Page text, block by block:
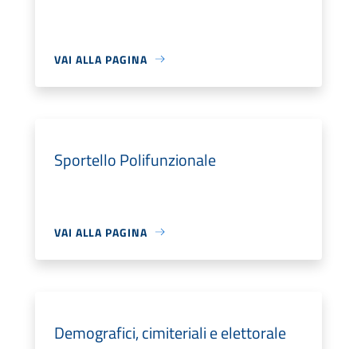
VAI ALLA PAGINA
Sportello Polifunzionale
VAI ALLA PAGINA
Demografici, cimiteriali e elettorale